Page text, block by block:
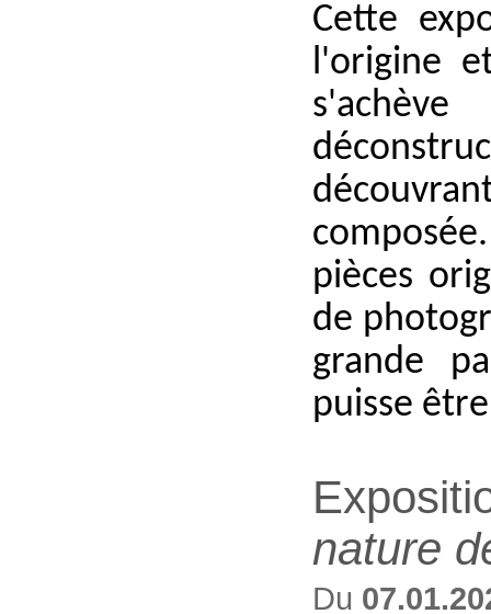
Cette
l'origine
pièces
de
grande
puisse
nature
Du